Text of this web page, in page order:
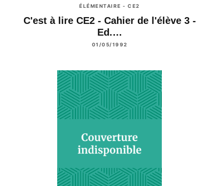
ÉLÉMENTAIRE - CE2
C'est à lire CE2 - Cahier de l'élève 3 -
Ed.…
01/05/1992